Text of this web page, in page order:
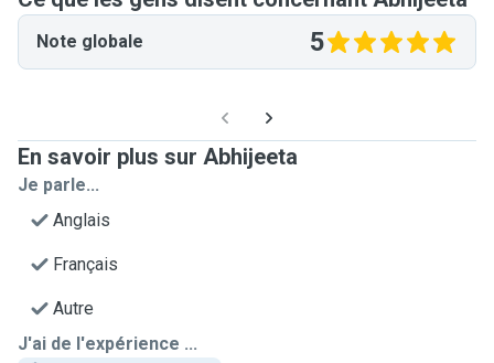
Note globale 5
En savoir plus sur Abhijeeta
Je parle...
Anglais
Français
Autre
J'ai de l'expérience ...